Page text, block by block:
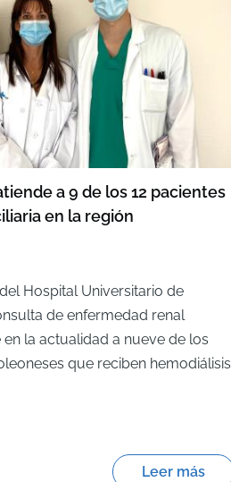
a 9 de los 12 pacientes
en la región
Hospital Universitario de
de enfermedad renal
en la actualidad a nueve de los
que reciben hemodiálisis
Leer más